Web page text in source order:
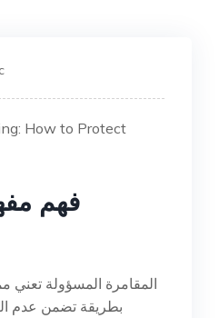
How to Protect
فهم
المقامرة المسؤولة تعني
بطريقة تضمن عدم